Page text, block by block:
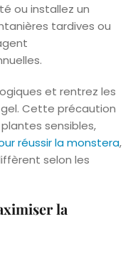
ou installez un
tardives ou
et rentrez les
Cette précaution
sensibles,
réussir la monstera,
selon les
la